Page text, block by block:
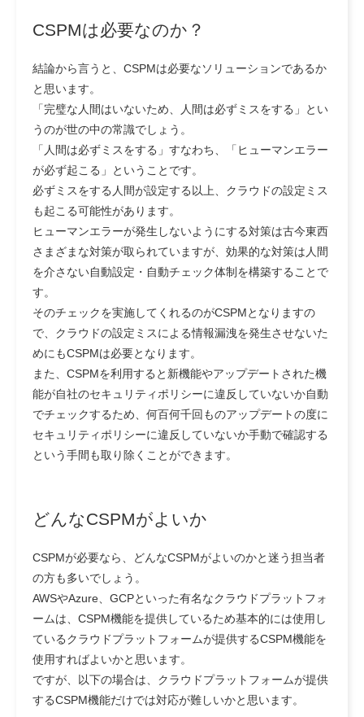
CSPMは必要なのか？
結論から言うと、CSPMは必要なソリューションであるか
と思います。
「完璧な人間はいないため、人間は必ずミスをする」とい
うのが世の中の常識でしょう。
「人間は必ずミスをする」すなわち、「ヒューマンエラー
が必ず起こる」ということです。
必ずミスをする人間が設定する以上、クラウドの設定ミス
も起こる可能性があります。
ヒューマンエラーが発生しないようにする対策は古今東西
さまざまな対策が取られていますが、効果的な対策は人間
を介さない自動設定・自動チェック体制を構築することで
す。
そのチェックを実施してくれるのがCSPMとなりますの
で、クラウドの設定ミスによる情報漏洩を発生させないた
めにもCSPMは必要となります。
また、CSPMを利用すると新機能やアップデートされた機
能が自社のセキュリティポリシーに違反していないか自動
でチェックするため、何百何千回ものアップデートの度に
セキュリティポリシーに違反していないか手動で確認する
という手間も取り除くことができます。
どんなCSPMがよいか
CSPMが必要なら、どんなCSPMがよいのかと迷う担当者
の方も多いでしょう。
AWSやAzure、GCPといった有名なクラウドプラットフォ
ームは、CSPM機能を提供しているため基本的には使用し
ているクラウドプラットフォームが提供するCSPM機能を
使用すればよいかと思います。
ですが、以下の場合は、クラウドプラットフォームが提供
するCSPM機能だけでは対応が難しいかと思います。